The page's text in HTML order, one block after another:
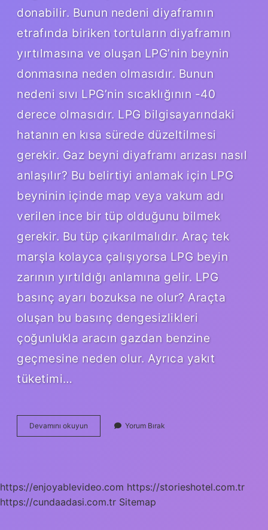
donabilir. Bunun nedeni diyaframın
etrafında biriken tortuların diyaframın
yırtılmasına ve oluşan LPG’nin beynin
donmasına neden olmasıdır. Bunun
nedeni sıvı LPG’nin sıcaklığının -40
derece olmasıdır. LPG bilgisayarındaki
hatanın en kısa sürede düzeltilmesi
gerekir. Gaz beyni diyaframı arızası nasıl
anlaşılır? Bu belirtiyi anlamak için LPG
beyninin içinde map veya vakum adı
verilen ince bir tüp olduğunu bilmek
gerekir. Bu tüp çıkarılmalıdır. Araç tek
marşla kolayca çalışıyorsa LPG beyin
zarının yırtıldığı anlamına gelir. LPG
basınç ayarı bozuksa ne olur? Araçta
oluşan bu basınç dengesizlikleri
çoğunlukla aracın gazdan benzine
geçmesine neden olur. Ayrıca yakıt
tüketimi…
Devamını okuyun
Diyafram
Yorum Bırak
https://enjoyablevideo.com https://storieshotel.com.tr
https://cundaadasi.com.tr Sitemap